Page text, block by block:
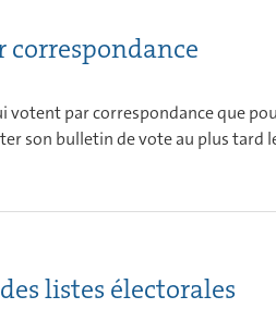
votent par correspondance que
son bulletin de vote au plus tard
listes électorales